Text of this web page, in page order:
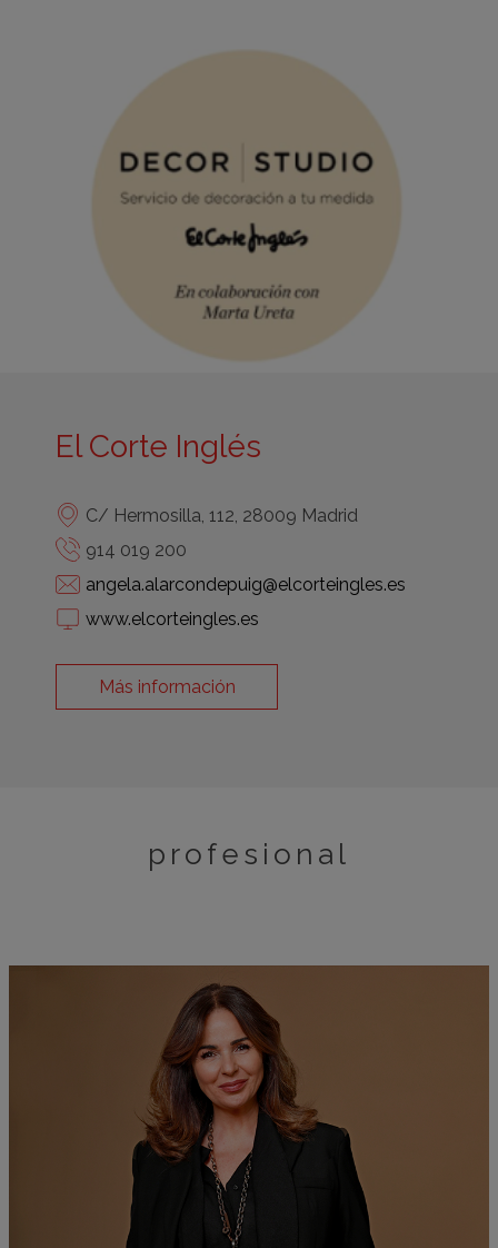
El Corte Inglés
C/ Hermosilla, 112, 28009 Madrid
914 019 200
angela.alarcondepuig@elcorteingles.es
www.elcorteingles.es
Más información
profesional